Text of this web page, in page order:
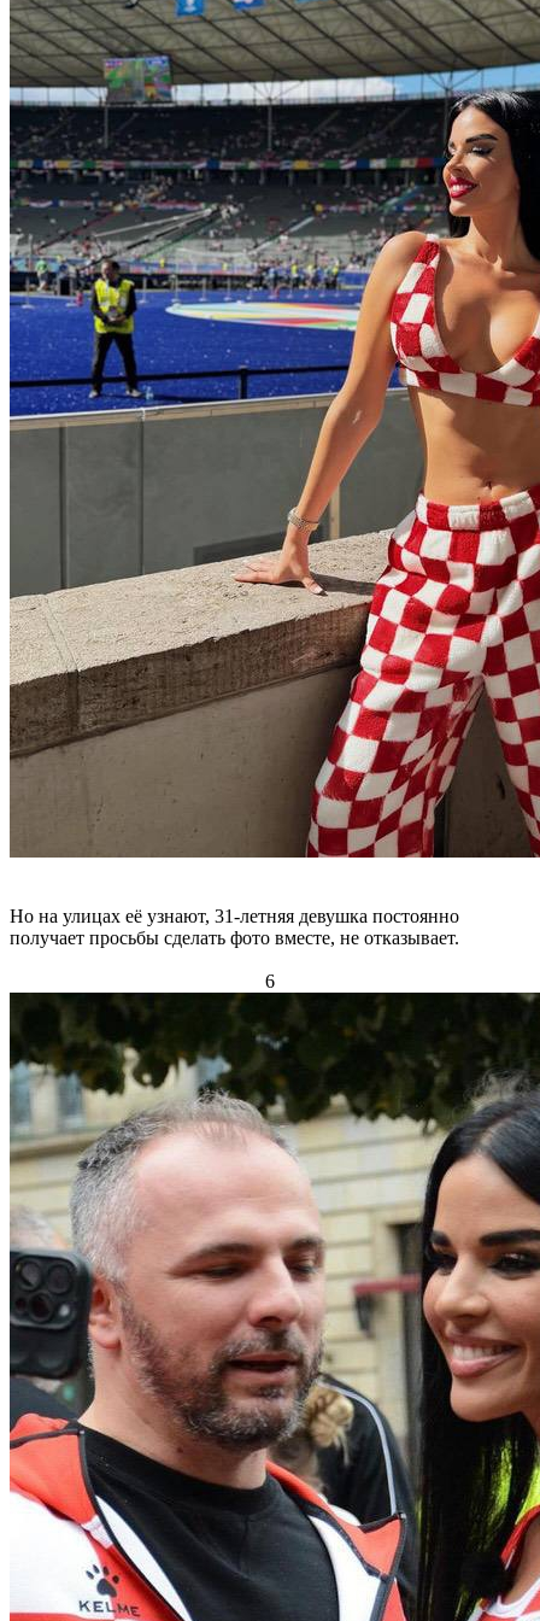
Но на улицах её узнают, 31-летняя девушка постоянно
получает просьбы сделать фото вместе, не отказывает.
6